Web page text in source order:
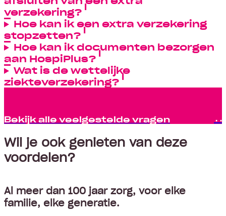
verzekering?
Hoe kan ik een extra verzekering
stopzetten?
Hoe kan ik documenten bezorgen
aan HospiPlus?
Wat is de wettelijke
ziekteverzekering?
Bekijk alle veelgestelde vragen
Wil je ook genieten van deze
voordelen?
Al meer dan 100 jaar zorg, voor elke
familie, elke generatie.